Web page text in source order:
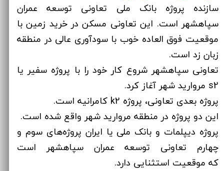
سازنده پروژه بانک ملی تعاونی توسعه عمران
سپاهشهر است. این تعاونی مسکن در خرید زمین با
موقعیت فوق العاده خوب با سودآوری عالی در منطقه
زبان زد است.
تعاونی سپاهشهر شروع کار خود را با پروژه سفیر یا
s2 مروارید شهر آغاز کرد.
پروژه بعدی تعاونی، پروژه k2 کامرانیه است.
این دو پروژه در منطقه مروارید شهر واقع شده است.
پروژه دیپلمات و بانک ملی یا ایران پروژه‌های سوم و
چهارم تعاونی توسعه عمران سپاهشهر است
که موقعیت استثنایی دارد.